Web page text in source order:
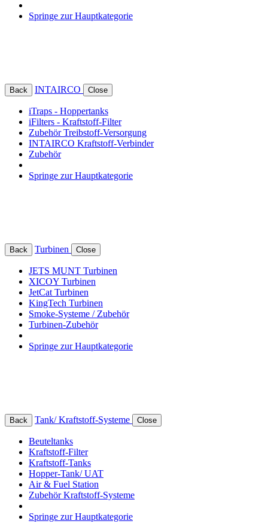
Springe zur Hauptkategorie
Back INTAIRCO Close
iTraps - Hoppertanks
iFilters - Kraftstoff-Filter
Zubehör Treibstoff-Versorgung
INTAIRCO Kraftstoff-Verbinder
Zubehör
Springe zur Hauptkategorie
Back Turbinen Close
JETS MUNT Turbinen
XICOY Turbinen
JetCat Turbinen
KingTech Turbinen
Smoke-Systeme / Zubehör
Turbinen-Zubehör
Springe zur Hauptkategorie
Back Tank/ Kraftstoff-Systeme Close
Beuteltanks
Kraftstoff-Filter
Kraftstoff-Tanks
Hopper-Tank/ UAT
Air & Fuel Station
Zubehör Kraftstoff-Systeme
Springe zur Hauptkategorie